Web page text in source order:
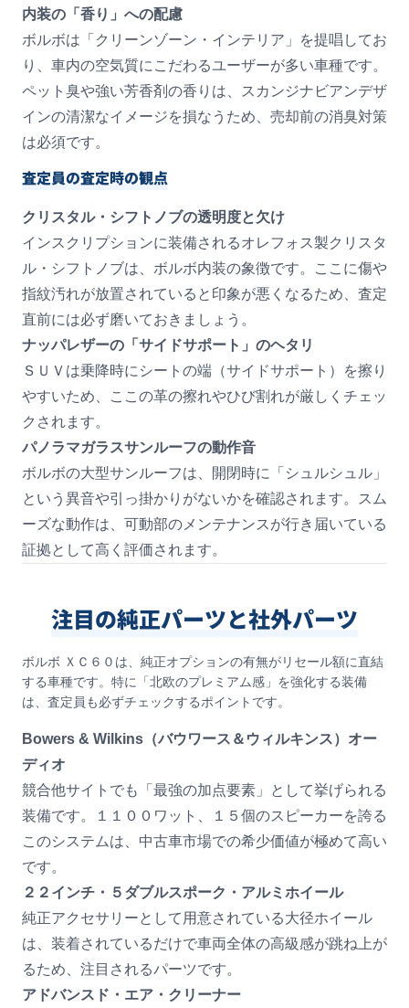
内装の「香り」への配慮
ボルボは「クリーンゾーン・インテリア」を提唱してお
り、車内の空気質にこだわるユーザーが多い車種です。
ペット臭や強い芳香剤の香りは、スカンジナビアンデザ
インの清潔なイメージを損なうため、売却前の消臭対策
は必須です。
査定員の査定時の観点
クリスタル・シフトノブの透明度と欠け
インスクリプションに装備されるオレフォス製クリスタ
ル・シフトノブは、ボルボ内装の象徴です。ここに傷や
指紋汚れが放置されていると印象が悪くなるため、査定
直前には必ず磨いておきましょう。
ナッパレザーの「サイドサポート」のヘタリ
ＳＵＶは乗降時にシートの端（サイドサポート）を擦り
やすいため、ここの革の擦れやひび割れが厳しくチェッ
クされます。
パノラマガラスサンルーフの動作音
ボルボの大型サンルーフは、開閉時に「シュルシュル」
という異音や引っ掛かりがないかを確認されます。スム
ーズな動作は、可動部のメンテナンスが行き届いている
証拠として高く評価されます。
注目の純正パーツと社外パーツ
ボルボ ＸＣ６０は、純正オプションの有無がリセール額に直結
する車種です。特に「北欧のプレミアム感」を強化する装備
は、査定員も必ずチェックするポイントです。
Bowers & Wilkins（バウワース＆ウィルキンス）オー
ディオ
競合他サイトでも「最強の加点要素」として挙げられる
装備です。１１００ワット、１５個のスピーカーを誇る
このシステムは、中古車市場での希少価値が極めて高い
です。
２２インチ・５ダブルスポーク・アルミホイール
純正アクセサリーとして用意されている大径ホイール
は、装着されているだけで車両全体の高級感が跳ね上が
るため、注目されるパーツです。
アドバンスド・エア・クリーナー